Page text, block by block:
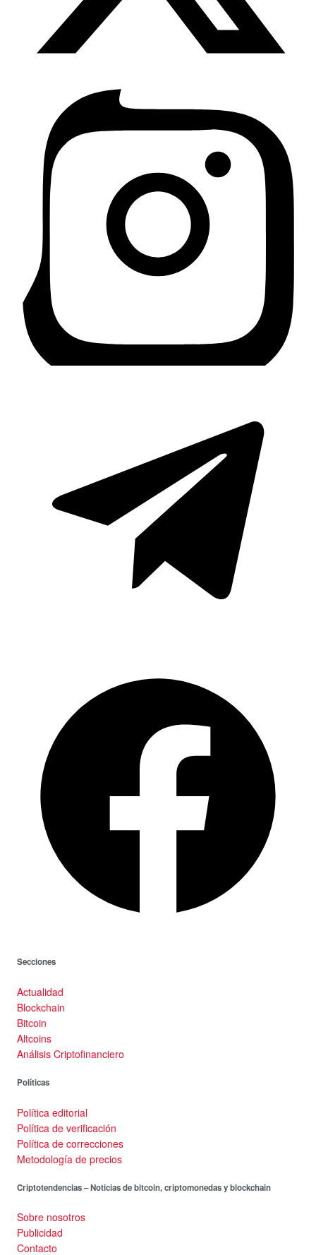
Secciones
Actualidad
Blockchain
Bitcoin
Altcoins
Análisis Criptofinanciero
Políticas
Política editorial
Política de verificación
Política de correcciones
Metodología de precios
Criptotendencias – Noticias de bitcoin, criptomonedas y blockchain
Sobre nosotros
Publicidad
Contacto